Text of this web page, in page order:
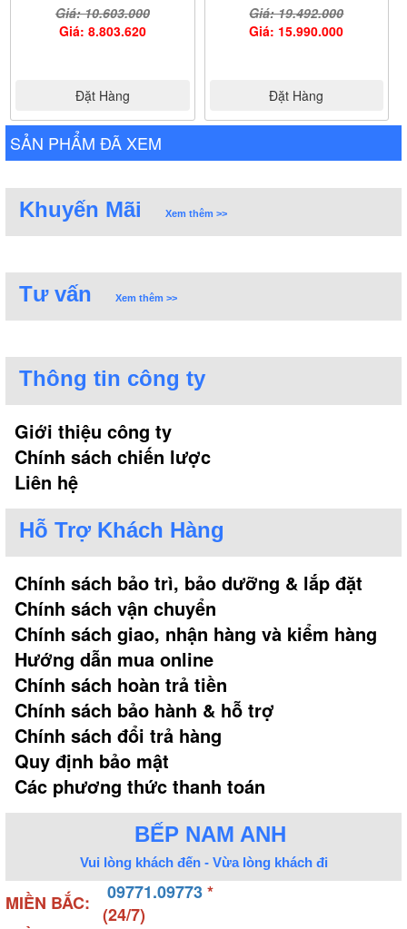
Giá: 10.603.000
Giá: 8.803.620
Đặt Hàng
Giá: 19.492.000
Giá: 15.990.000
Đặt Hàng
SẢN PHẨM ĐÃ XEM
Khuyến Mãi Xem thêm >>
Tư vấn Xem thêm >>
Thông tin công ty
Giới thiệu công ty
Chính sách chiến lược
Liên hệ
Hỗ Trợ Khách Hàng
Chính sách bảo trì, bảo dưỡng & lắp đặt
Chính sách vận chuyển
Chính sách giao, nhận hàng và kiểm hàng
Hướng dẫn mua online
Chính sách hoàn trả tiền
Chính sách bảo hành & hỗ trợ
Chính sách đổi trả hàng
Quy định bảo mật
Các phương thức thanh toán
BẾP NAM ANH
Vui lòng khách đến - Vừa lòng khách đi
MIỀN BẮC: 09771.09773*
(24/7)